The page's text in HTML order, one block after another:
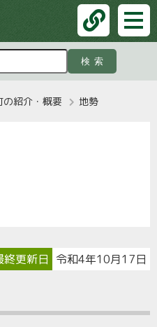
検索
の紹介・概要 地勢
終更新日 令和4年10月17日